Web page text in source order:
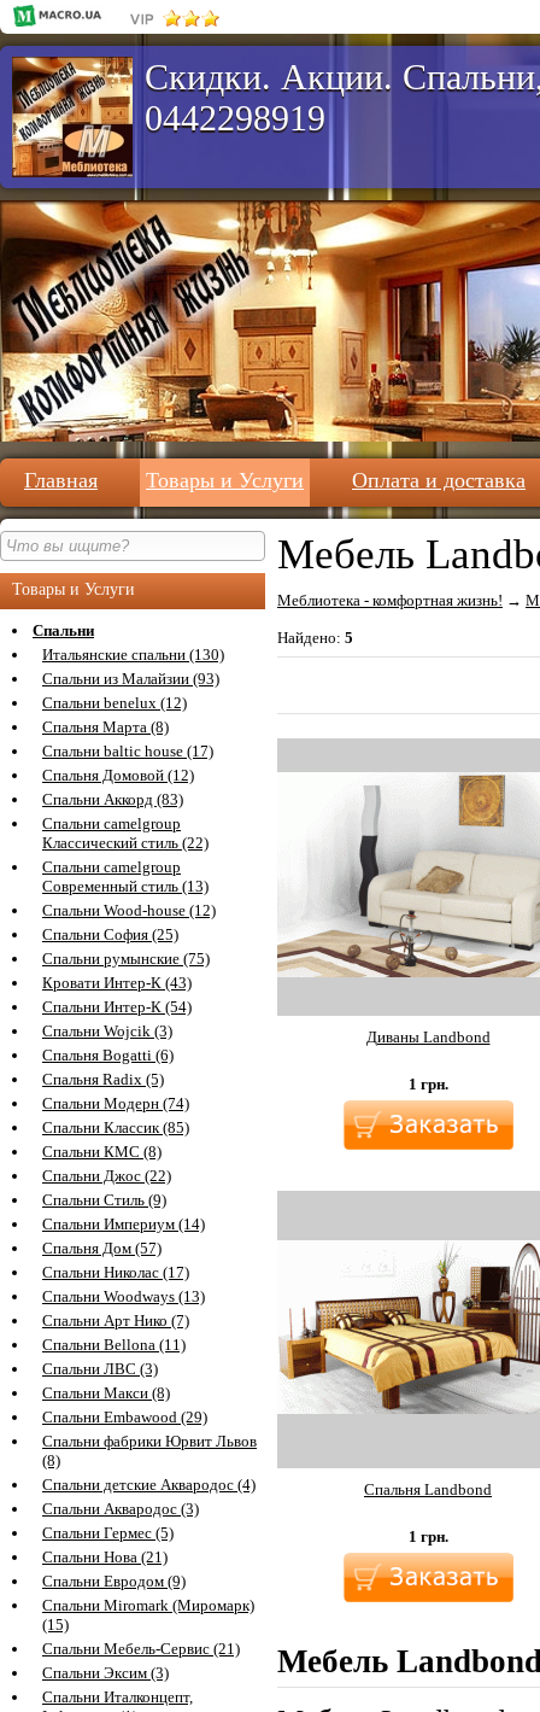
Скидки. Акции.
0442298919
Главная Товары и Услуги Оплата и доставка
Товары и Услуги
Спальни
Итальянские спальни (130)
Спальни из Малайзии (93)
Спальни benelux (12)
Спальня Марта (8)
Спальни baltic house (17)
Спальня Домовой (12)
Спальни Аккорд (83)
Спальни camelgroup
Классический стиль (22)
Спальни camelgroup
Современный стиль (13)
Спальни Wood-house (12)
Спальни София (25)
Спальни румынские (75)
Кровати Интер-К (43)
Спальни Интер-К (54)
Спальни Wojcik (3)
Спальня Bogatti (6)
Спальня Radix (5)
Спальни Модерн (74)
Спальни Классик (85)
Спальни КМС (8)
Спальни Джос (22)
Спальни Стиль (9)
Спальни Империум (14)
Спальня Дом (57)
Спальни Николас (17)
Спальни Woodways (13)
Спальни Арт Нико (7)
Спальни Bellona (11)
Спальни ЛВС (3)
Спальни Макси (8)
Спальни Embawood (29)
Спальни фабрики Юрвит Львов
(8)
Спальни детские Аквародос (4)
Спальни Аквародос (3)
Спальни Гермес (5)
Спальни Нова (21)
Спальни Евродом (9)
Спальни Miromark (Миромарк)
(15)
Спальни Мебель-Сервис (21)
Спальни Эксим (3)
Спальни Италконцепт,
Мебель
Меблиотека - комфортная жизнь! →
Найдено: 5
Диваны Landbond
1 грн.
Спальня Landbond
1 грн.
Мебель